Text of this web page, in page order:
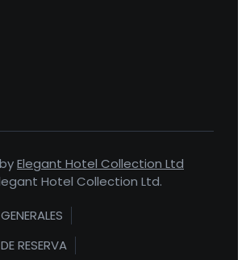
Elegant Hotel Collection Ltd
Hotel Collection Ltd.
RESERVA